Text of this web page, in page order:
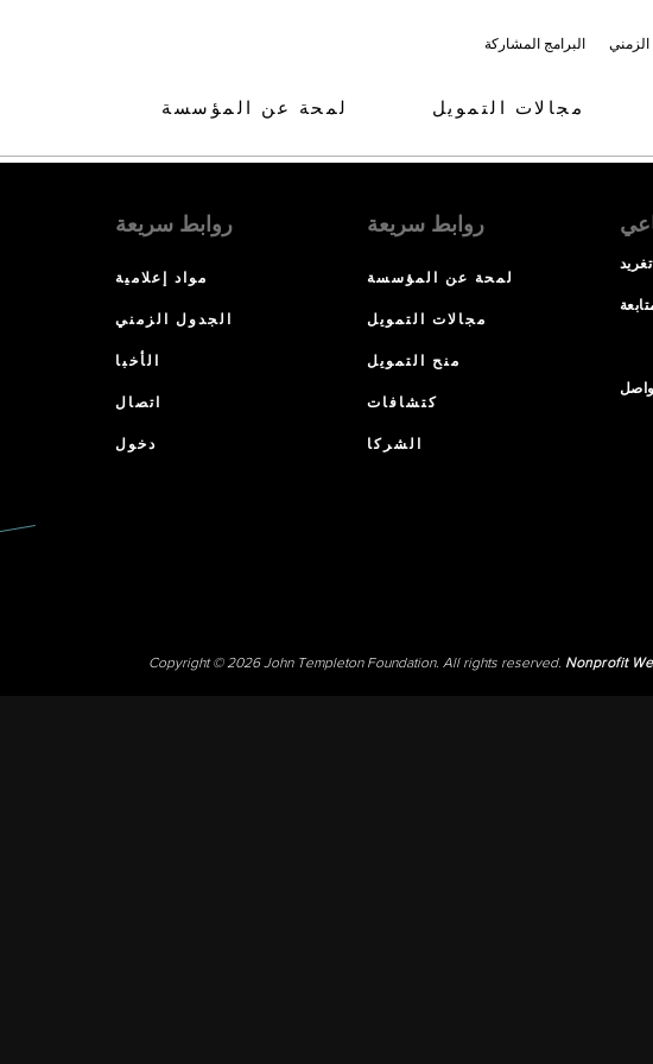
البرامج المشاركة الزمني
لمحة عن المؤسسة مجالات التمويل
روابط سريعة
مواد إعلامية
الجدول الزمني
الأخبا
اتصال
دخول
روابط سريعة
لمحة عن المؤسسة
مجالات التمويل
منح التمويل
كتشافات
الشركا
تغريد
Copyright © 2026 John Templeton Foundation. All rights reserved. Nonprofit